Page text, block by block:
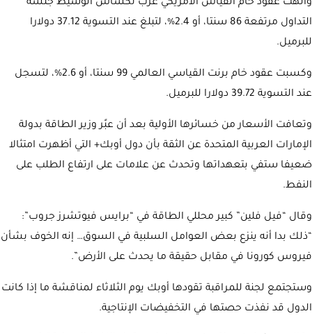
وأنهت عقود خام القياس الأمريكي غرب تكساس الوسيط جلسة
التداول مرتفعة 86 سنتا، أو 2.4%، لتبلغ عند التسوية 37.12 دولارا
للبرميل.
وكسبت عقود خام برنت القياسي العالمي 99 سنتا، أو 2.6%، لتسجل
عند التسوية 39.72 دولارا للبرميل.
وتعافت الأسعار من خسائرها الأولية بعد أن عبًر وزير الطاقة بدولة
الإمارات العربية المتحدة عن الثقة بأن دول أوبك+ التي أظهرت امتثالا
ضعيفا ستفي بتعهداتها وتحدث عن علامات على ارتفاع الطلب على
النفط.
وقال “فيل فلين” كبير محللي الطاقة في “برايس فيوتشرز جروب”:
“ذلك بدا أنه ينزع بعض العوامل السلبية في السوق… إنه الخوف بشأن
فيروس كورونا في مقابل حقيقة ما يحدث على الأرض”.
وستجتمع لجنة للمراقبة تقودها أوبك يوم الثلاثاء لمناقشة ما إذا كانت
الدول قد نفذت حصتها في التخفيضات الإنتاجية.